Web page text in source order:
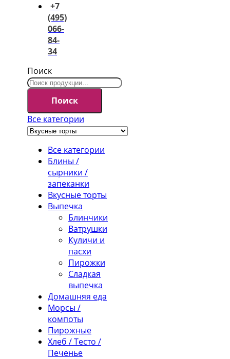
+7
(495)
066-
84-
34
Поиск
Поиск
Все категории
Все категории
Блины /
сырники /
запеканки
Вкусные торты
Выпечка
Блинчики
Ватрушки
Куличи и
пасхи
Пирожки
Сладкая
выпечка
Домашняя еда
Морсы /
компоты
Пирожные
Хлеб / Тесто /
Печенье